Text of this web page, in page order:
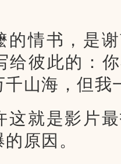
的情书，是
给彼此的：
千山海，但我
这就是影片
原因。